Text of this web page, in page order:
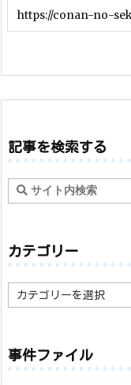
記事を検索する
カテゴリー
カ
テ
ー
事件ファイル